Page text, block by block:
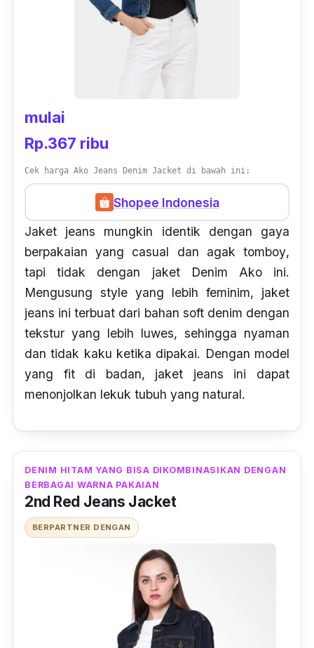
mulai
Rp.367 ribu
Cek harga Ako Jeans Denim Jacket di bawah ini:
Shopee Indonesia
Jaket jeans mungkin identik dengan gaya
berpakaian yang casual dan agaktomboy,
tapi tidak dengan jaket Denim Ako ini.
Mengusung style yang lebih feminim, jaket
jeans ini terbuat dari bahan soft denim dengan
tekstur yang lebih luwes, sehingga nyaman
dan tidak kaku ketika dipakai. Dengan model
yang fitdi badan, jaket jeans ini dapat
menonjolkan lekuk tubuh yang natural.
DENIM HITAM YANG BISA DIKOMBINASIKAN DENGAN
BERBAGAI WARNA PAKAIAN
2nd Red Jeans Jacket
BERPARTNER DENGAN